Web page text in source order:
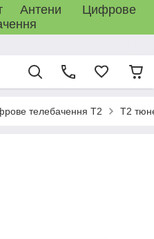
Антени Цифрове
телебачення T2 T2